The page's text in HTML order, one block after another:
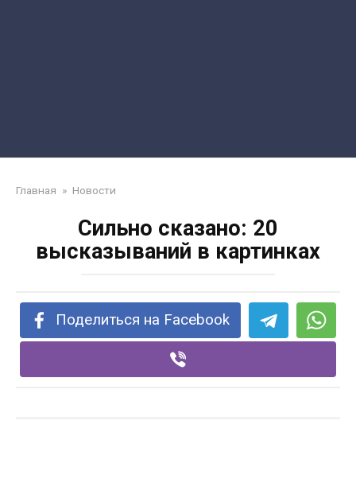
Главная » Новости
Сильно сказано: 20
высказываний в картинках
Поделиться на Facebook